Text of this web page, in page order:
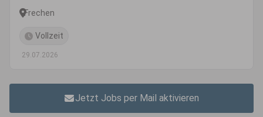
Frechen
Vollzeit
29.07.2026
Jetzt Jobs per Mail aktivieren